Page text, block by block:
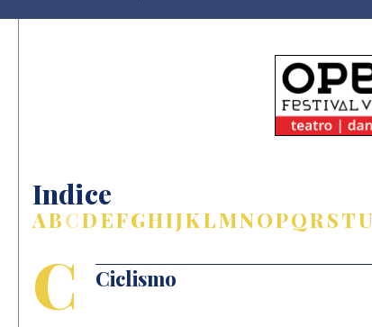
Indice
ABCDEFGHIJKLMNOPQRSTU
C Ciclismo